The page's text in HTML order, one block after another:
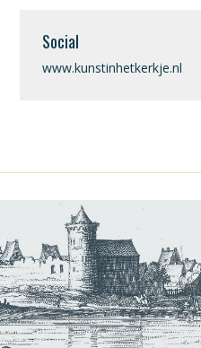
Social
www.kunstinhetkerkje.nl